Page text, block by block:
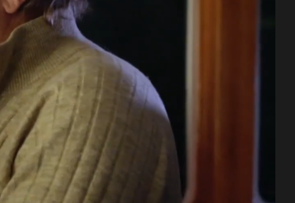
المغامرات والسفر